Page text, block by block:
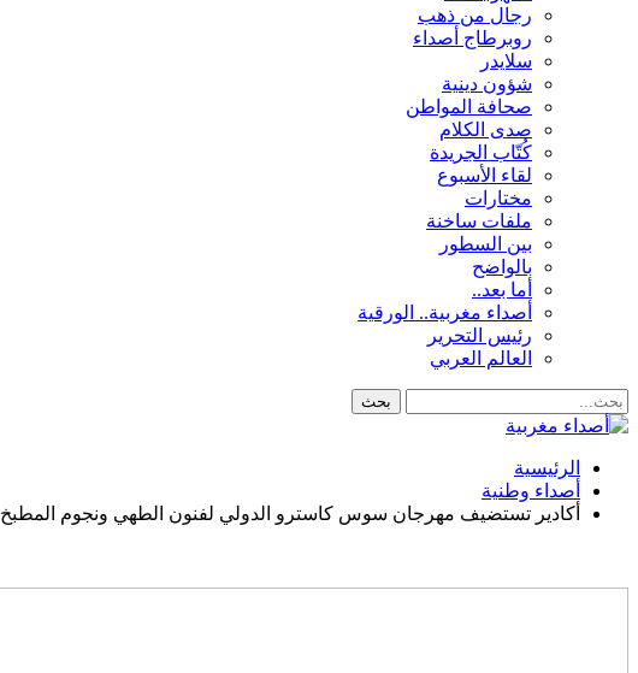
رجال من ذهب
روبرطاج أصداء
سلايدر
شؤون دينية
صحافة المواطن
صدى الكلام
كُتّاب الجريدة
لقاء الأسبوع
مختارات
ملفات ساخنة
بين السطور
بالواضح
أما بعد..
أصداء مغربية.. الورقية
رئيس التحرير
العالم العربي
الرئيسية
أصداء وطنية
أكادير تستضيف مهرجان سوس كاسترو الدولي لفنون الطهي ونجوم المطبخ